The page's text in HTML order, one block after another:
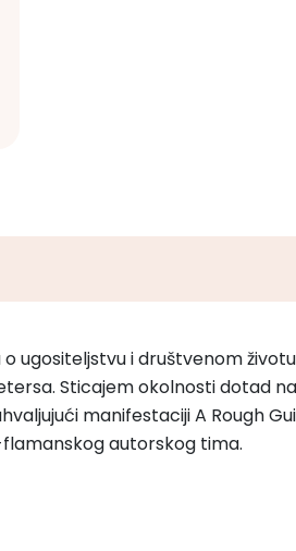
ugositeljstvu i društvenom
Sticajem okolnosti dotad
manifestaciji A Rough
autorskog tima.